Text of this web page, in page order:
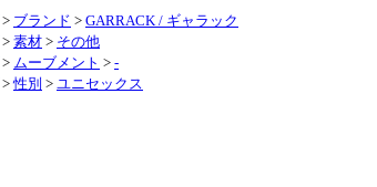
> ブランド > GARRACK / ギャラック
> 素材 > その他
> ムーブメント > -
>性別 > ユニセックス